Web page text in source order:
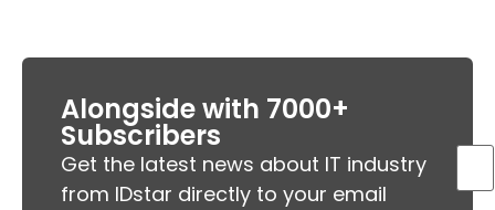
Alongside with 7000+
Subscribers
Get the latest news about IT industry
from IDstar directly to your email